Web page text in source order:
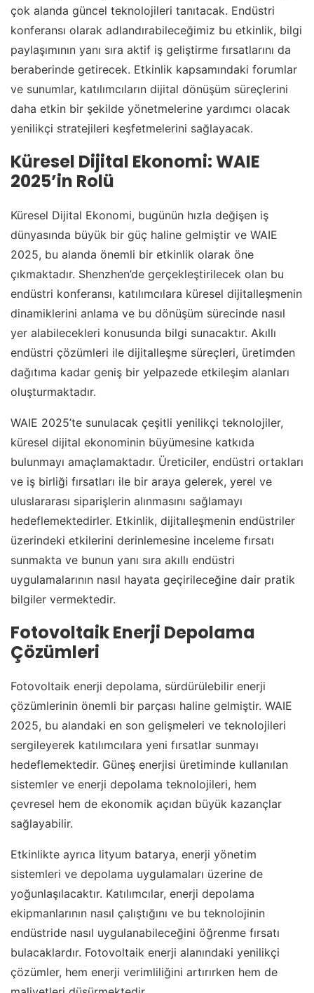
çok alanda güncel teknolojileri tanıtacak. Endüstri
konferansı olarak adlandırabileceğimiz bu etkinlik, bilgi
paylaşımının yanı sıra aktif iş geliştirme fırsatlarını da
beraberinde getirecek. Etkinlik kapsamındaki forumlar
ve sunumlar, katılımcıların dijital dönüşüm süreçlerini
daha etkin bir şekilde yönetmelerine yardımcı olacak
yenilikçi stratejileri keşfetmelerini sağlayacak.
Küresel Dijital Ekonomi: WAIE
2025’in Rolü
Küresel Dijital Ekonomi, bugünün hızla değişen iş
dünyasında büyük bir güç haline gelmiştir ve WAIE
2025, bu alanda önemli bir etkinlik olarak öne
çıkmaktadır. Shenzhen’de gerçekleştirilecek olan bu
endüstri konferansı, katılımcılara küresel dijitalleşmenin
dinamiklerini anlama ve bu dönüşüm sürecinde nasıl
yer alabilecekleri konusunda bilgi sunacaktır. Akıllı
endüstri çözümleri ile dijitalleşme süreçleri, üretimden
dağıtıma kadar geniş bir yelpazede etkileşim alanları
oluşturmaktadır.
WAIE 2025’te sunulacak çeşitli yenilikçi teknolojiler,
küresel dijital ekonominin büyümesine katkıda
bulunmayı amaçlamaktadır. Üreticiler, endüstri ortakları
ve iş birliği fırsatları ile bir araya gelerek, yerel ve
uluslararası siparişlerin alınmasını sağlamayı
hedeflemektedirler. Etkinlik, dijitalleşmenin endüstriler
üzerindeki etkilerini derinlemesine inceleme fırsatı
sunmakta ve bunun yanı sıra akıllı endüstri
uygulamalarının nasıl hayata geçirileceğine dair pratik
bilgiler vermektedir.
Fotovoltaik Enerji Depolama
Çözümleri
Fotovoltaik enerji depolama, sürdürülebilir enerji
çözümlerinin önemli bir parçası haline gelmiştir. WAIE
2025, bu alandaki en son gelişmeleri ve teknolojileri
sergileyerek katılımcılara yeni fırsatlar sunmayı
hedeflemektedir. Güneş enerjisi üretiminde kullanılan
sistemler ve enerji depolama teknolojileri, hem
çevresel hem de ekonomik açıdan büyük kazançlar
sağlayabilir.
Etkinlikte ayrıca lityum batarya, enerji yönetim
sistemleri ve depolama uygulamaları üzerine de
yoğunlaşılacaktır. Katılımcılar, enerji depolama
ekipmanlarının nasıl çalıştığını ve bu teknolojinin
endüstride nasıl uygulanabileceğini öğrenme fırsatı
bulacaklardır. Fotovoltaik enerji alanındaki yenilikçi
çözümler, hem enerji verimliliğini artırırken hem de